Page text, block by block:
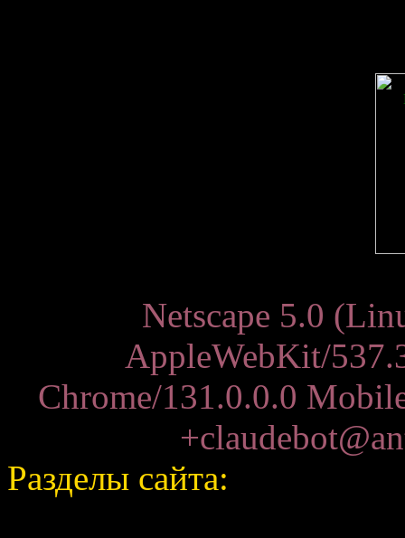
Netscape 5.0
AppleWebKit/
Chrome/131.0.0.0
Разделы сайта: